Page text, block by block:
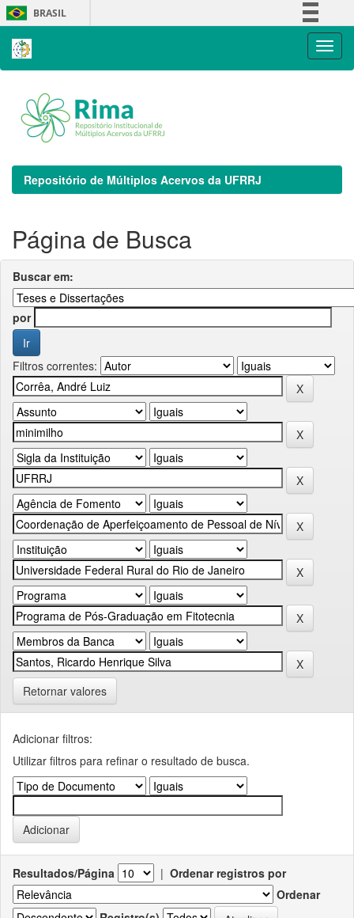
Skip
navigation
BRASIL
Repositório de Múltiplos Acervos da UFRRJ
Página de Busca
Buscar em:
por
Filtros correntes:
Retornar valores
Adicionar filtros:
Utilizar filtros para refinar o resultado de busca.
Resultados/Página | Ordenar registros por
Ordenar